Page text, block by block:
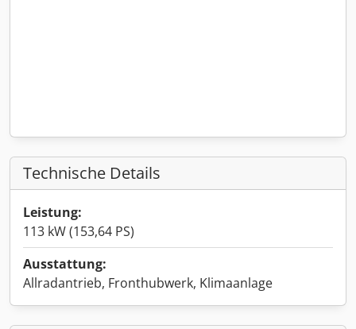
Technische Details
Leistung:
113 kW (153,64 PS)
Ausstattung:
Allradantrieb, Fronthubwerk, Klimaanlage